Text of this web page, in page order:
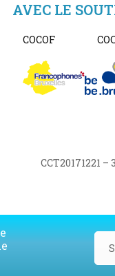
AVEC LE
COCOF
next
CCT20171221